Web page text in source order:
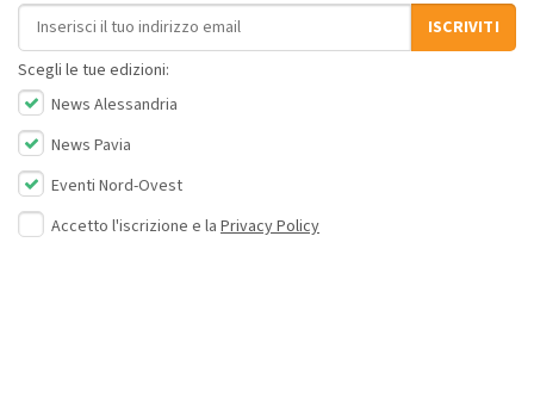
Indirizzo email
ISCRIVITI
Scegli le tue edizioni:
News Alessandria
News Pavia
Eventi Nord-Ovest
Accetto l'iscrizione e la Privacy Policy